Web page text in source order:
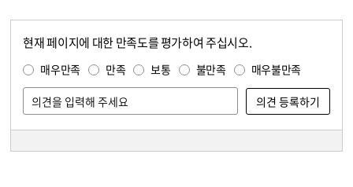
현재 페이지에 대한 만족도를 평가하여 주십시오.
매우만족 만족 보통 불만족 매우불만족